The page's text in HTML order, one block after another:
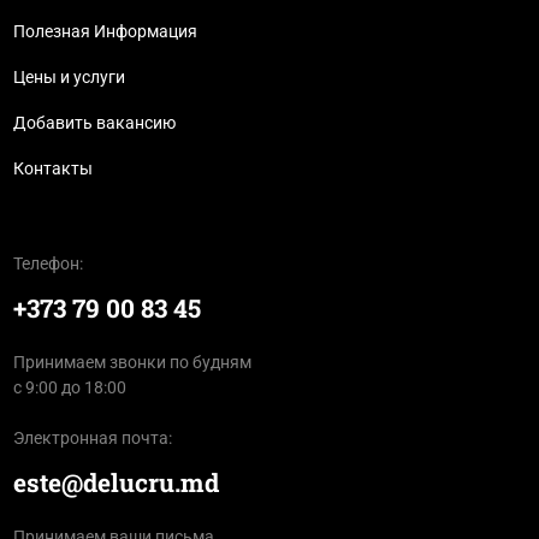
Полезная Информация
Цены и услуги
Добавить вакансию
Контакты
Телефон:
+373 79 00 83 45
Принимаем звонки по будням
с 9:00 до 18:00
Электронная почта:
este@delucru.md